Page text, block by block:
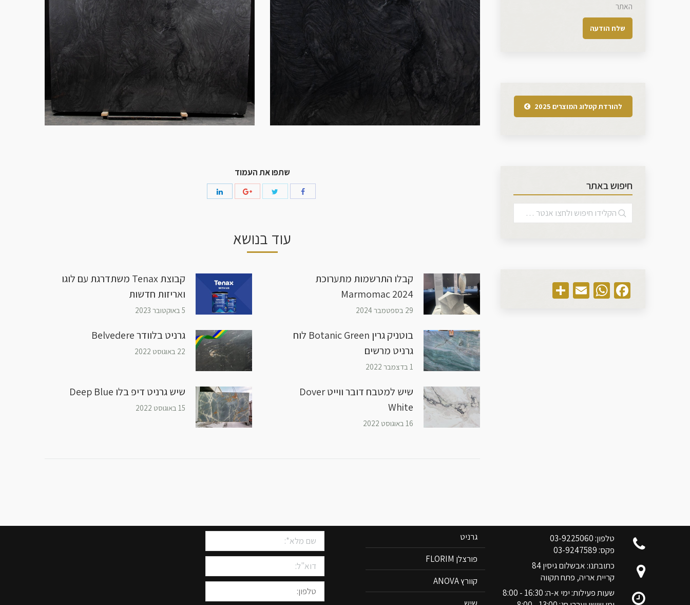
שתפו את העמוד
עוד בנושא
קבלו התרשמות מתערוכת
Marmomac 2024
29 בספטמבר 2024
קבוצת Tenax משתדרגת עם לוגו
ואריזות חדשות
5 באוקטובר 2023
בוטניק גרין Botanic Green לוח
גרניט מרשים
1 בדצמבר 2022
גרניט בלוודר Belvedere
22 באוגוסט 2022
שיש למטבח דובר ווייט Dover
White
16 באוגוסט 2022
שיש גרניט דיפ בלו Deep Blue
15 באוגוסט 2022
האתר
להורדת קטלוג המוצרים 2025
חיפוש באתר
Facebook
WhatsApp
Email
טלפון: 03-9225060
פקס: 03-9247589
כתובתנו: אבשלום גיסין 84
קריית אריה, פתח תקווה
שעות פעילות: ימי א-ה: 16:30 - 8:00
גרניט
פורצלן FLORIM
קוורץ ANOVA